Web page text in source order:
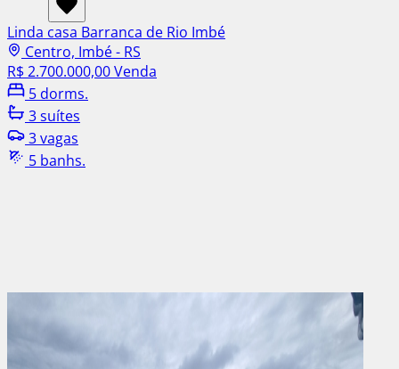
Linda casa Barranca de Rio Imbé
Centro, Imbé - RS
R$ 2.700.000,00Venda
5 dorms.
3 suítes
3 vagas
5 banhs.